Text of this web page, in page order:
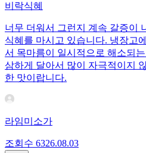
비락식혜
너무 더워서 그런지 계속 갈증이
식혜를 마시고 있습니다. 냉장고
서 목마름이 일시적으로 해소되
삼하게 달아서 많이 자극적이지
한 맛이랍니다.
라임미소가
조회수 6326.08.03